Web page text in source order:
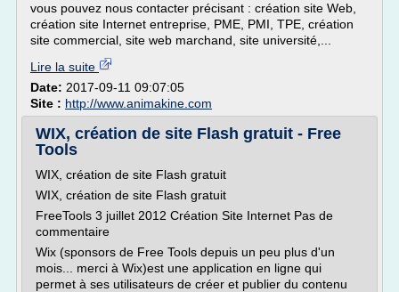
vous pouvez nous contacter précisant : création site Web,
création site Internet entreprise, PME, PMI, TPE, création
site commercial, site web marchand, site université,...
Lire la suite
Date: 2017-09-11 09:07:05
Site : http://www.animakine.com
WIX, création de site Flash gratuit - Free
Tools
WIX, création de site Flash gratuit
WIX, création de site Flash gratuit
FreeTools 3 juillet 2012 Création Site Internet Pas de
commentaire
Wix (sponsors de Free Tools depuis un peu plus d'un
mois... merci à Wix)est une application en ligne qui
permet à ses utilisateurs de créer et publier du contenu